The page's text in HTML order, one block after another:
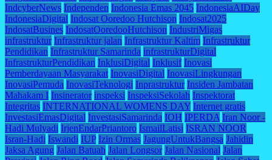
IndcyberNews Independen Indonesia Emas 2045 IndonesiaAIDay
IndonesiaDigital Indosat Ooredoo Hutchison Indosat2025
IndosatBusines IndosatOoredooHutchison IndustriMigas
infrastruktur Infrastruktur jalan Infrastruktur Kaltim Infrastruktur
Pendidikan Infrastruktur Samarinda infrastrukturDigital
InfrastrukturPendidikan InklusiDigital Inklusif Inovasi
Pemberdayaan Masyarakat InovasiDigital InovasiLingkungan
InovasiPemuda InovasiTeknologi Inprastruktur Insiden Jambatan
Mahakam I Insinerator inspeksi InspeksiSekolah Inspektorat
Integritas INTERNATIONAL WOMENS DAY Internet gratis
InvestasiEmasDigital InvestasiSamarinda IOH IPERDA Iran Noor -
Hadi Mulyadi IrjenEndarPriantoro IsmailLatisi ISRAN NOOR
Isran-Hadi Iswandi IUP Izin Ormas JagungUntukBangsa Jahidin
Jaksa Agung Jalan Batuah Jalan Longsor Jalan Nasional Jalan